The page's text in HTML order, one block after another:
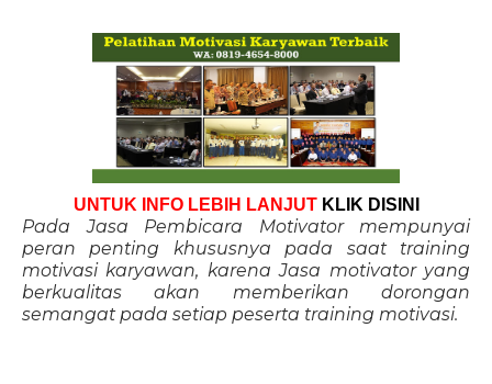
UNTUK INFO LEBIH LANJUT KLIK DISINI
Pada Jasa Pembicara Motivator mempunyai
peran penting khususnya pada saat training
motivasi karyawan, karena Jasa motivator yang
berkualitas akan memberikan dorongan
semangat pada setiap peserta training motivasi.